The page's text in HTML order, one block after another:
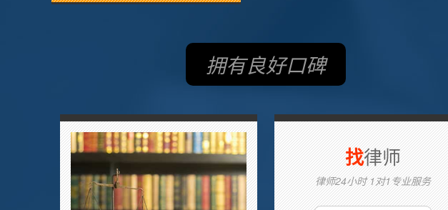
拥有良好口碑
找律师
律师24小时 1对1专业服务